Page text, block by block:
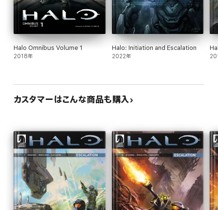
Halo Omnibus Volume 1
2018年
Halo: Initiation and Escalation
2022年
カスタマーはこんな商品も購入